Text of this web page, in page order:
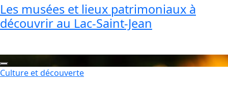
Les musées et lieux patrimoniaux à
découvrir au Lac-Saint-Jean
Culture et découverte